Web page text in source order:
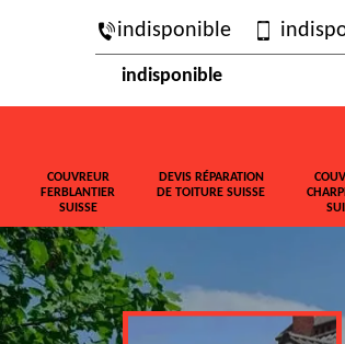
indisponible
indisponible
COUVREUR
FERBLANTIER
SUISSE
DEVIS RÉPARATION
DE TOITURE SUISSE